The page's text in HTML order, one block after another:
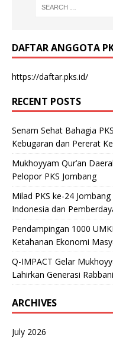
DAFTAR ANGGOTA
https://daftar.pks.id/
RECENT POSTS
Senam Sehat Bahagia
Kebugaran dan Pererat
Mukhoyyam Qur’an
Pelopor PKS Jombang
Milad PKS ke-24
Indonesia dan
Pendampingan 1000
Ketahanan Ekonomi
Q-IMPACT Gelar
Lahirkan Generasi Rabbani
ARCHIVES
July 2026